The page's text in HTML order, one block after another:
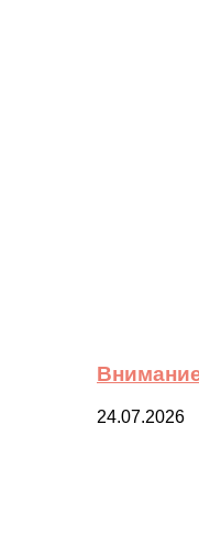
24.07.2026